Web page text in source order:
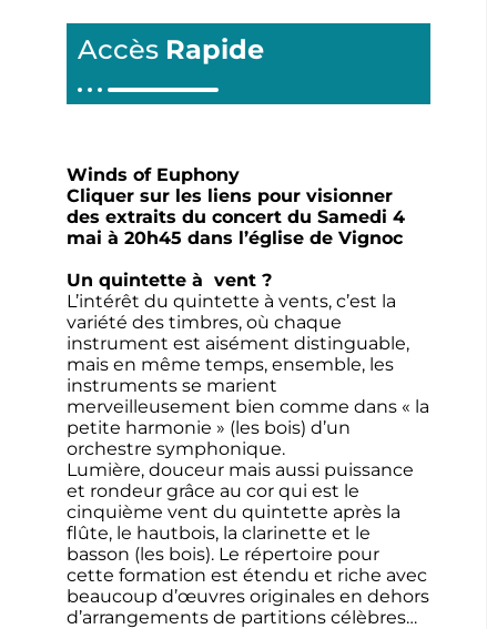
Accès Rapide
Winds of Euphony
Cliquer sur les liens pour visionner
des extraits du concert du Samedi 4
mai à 20h45 dans l’église de Vignoc
Un quintette à vent ?
L’intérêt du quintette à vents, c’est la
variété des timbres, où chaque
instrument est aisément distinguable,
mais en même temps, ensemble, les
instruments se marient
merveilleusement bien comme dans « la
petite harmonie » (les bois) d’un
orchestre symphonique.
Lumière, douceur mais aussi puissance
et rondeur grâce au cor qui est le
cinquième vent du quintette après la
flûte, le hautbois, la clarinette et le
basson (les bois). Le répertoire pour
cette formation est étendu et riche avec
beaucoup d’œuvres originales en dehors
d’arrangements de partitions célèbres…